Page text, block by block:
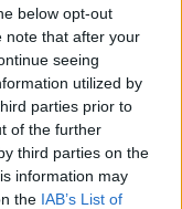
below opt-out
note that after your
seeing
utilized by
parties prior to
of the further
third parties on the
information may
the IAB’s List of